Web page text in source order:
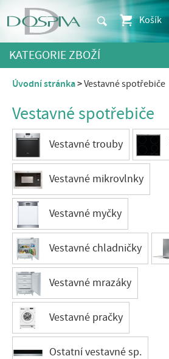
Košík
KATEGORIE ZBOŽÍ
Úvodní stránka Vestavné spotřebiče
Vestavné spotřebiče
Vestavné trouby
Vestavné mikrovlnky
Vestavné myčky
Vestavné chladničky
Vestavné mrazáky
Vestavné pračky
Ostatní vestavné sp.